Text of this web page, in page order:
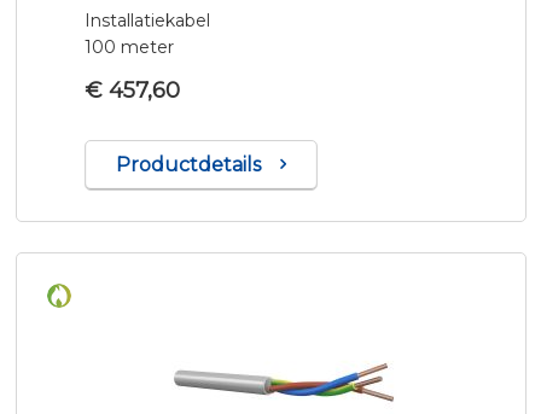
Installatiekabel
100 meter
€ 457,60
Productdetails